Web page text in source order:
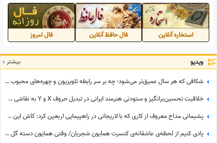
کیوی تا شیر دریایی
استخاره آنلاین فال حافظ آنلاین فال امروز
ویدیو بیشتر
شکافی که هر سال عمیق‌تر می‌شود؛ چه بر سر رابطه تلویزیون و چهره‌های محبوب آمد؟
خلاقیت تحسین‌برانگیز و ستودنی هنرمند ایرانی در تبدیل حروف X و Y به نقاشی چهره «پروفسور مریم میرزاخانی» حماسه ساز شد/روحش شاد و یادش گرامی
پشیمانی مداح معروف از کاری که با لاریجانی در راهپیمایی اربعین کرد: کاش این کار را نمی‌کردم
یادی کنیم از لحظه‌ی عاشقانه‌ی کنسرت همایون شجریان/ وقتی همایون دسته گل زیبایی رو تقدیم میکنه به سحر دولت‌شاهی/ چه تیپ مینیمال و شیکی زده سحر خانم!